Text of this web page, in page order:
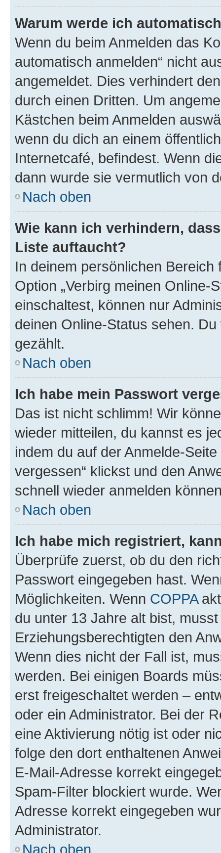
Warum werde ich
Wenn du beim Anmelden das
automatisch anmelden“ nicht
angemeldet. Dies verhindert
durch einen Dritten. Um
Kästchen beim Anmelden
wenn du dich an einem
Internetcafé, befindest. Wenn
dann wurde sie vermutlich von
Nach oben
Wie kann ich verhindern,
Liste auftaucht?
In deinem persönlichen
Option „Verbirg meinen Online-
einschaltest, können nur
deinen Online-Status sehen.
gezählt.
Nach oben
Ich habe mein Passwort
Das ist nicht schlimm! Wir
wieder mitteilen, du kannst es
indem du auf der Anmelde-
vergessen“ klickst und den
schnell wieder anmelden
Nach oben
Ich habe mich registriert,
Überprüfe zuerst, ob du den
Passwort eingegeben hast.
Möglichkeiten. Wenn COPPA
du unter 13 Jahre alt bist,
Erziehungsberechtigten den
Wenn dies nicht der Fall ist,
werden. Bei einigen Boards
erst freigeschaltet werden –
oder ein Administrator. Bei der
eine Aktivierung nötig ist oder
folge den dort enthaltenen
E-Mail-Adresse korrekt
Spam-Filter blockiert wurde.
Adresse korrekt eingegeben
Administrator.
Nach oben